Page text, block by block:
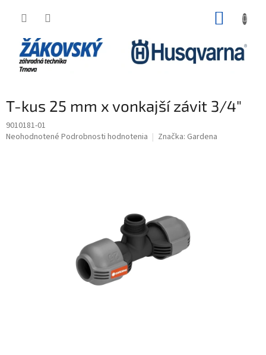
T-kus 25 mm x vonkajší závit 3/4"
9010181-01
Priemerné hodnotenie produktu je 0,0 z 5 hviezdičiek.
Neohodnotené Podrobnosti hodnotenia Značka: Gardena